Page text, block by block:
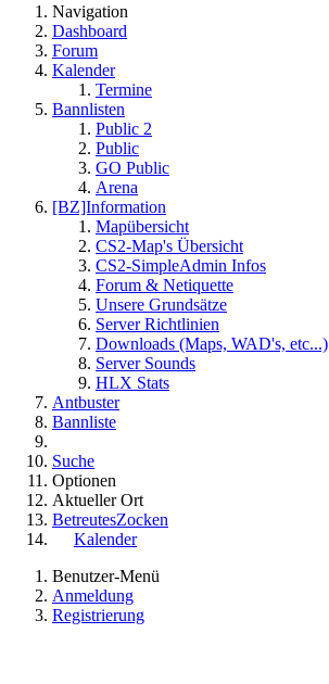
Navigation
Dashboard
Forum
Kalender
Termine
Bannlisten
Public 2
Public
GO Public
Arena
[BZ]Information
Mapübersicht
CS2-Map's Übersicht
CS2-SimpleAdmin Infos
Forum & Netiquette
Unsere Grundsätze
Server Richtlinien
Downloads (Maps, WAD's, etc...)
Server Sounds
HLX Stats
Antbuster
Bannliste
Suche
Optionen
Aktueller Ort
BetreutesZocken
Kalender
Benutzer-Menü
Anmeldung
Registrierung